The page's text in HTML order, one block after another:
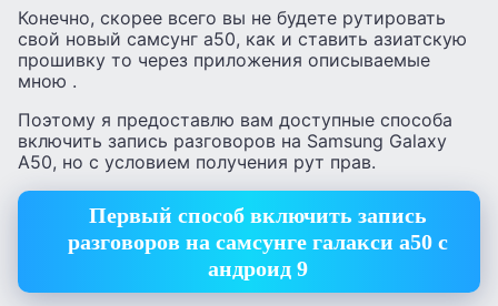
Конечно, скорее всего вы не будете рутировать
свой новый самсунг а50, как и ставить азиатскую
прошивку то через приложения описываемые
мною .
Поэтому я предоставлю вам доступные способа
включить запись разговоров на Samsung Galaxy
A50, но с условием получения рут прав.
Первый способ включить запись
разговоров на самсунге галакси а50 с
андроид 9